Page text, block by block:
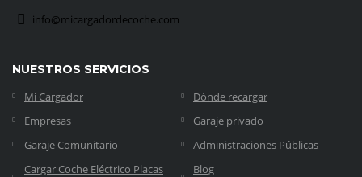
info@micargadordecoche.com
NUESTROS SERVICIOS
Mi Cargador
Dónde recargar
Empresas
Garaje privado
Garaje Comunitario
Administraciones Públicas
Cargar Coche Eléctrico Placas
Blog